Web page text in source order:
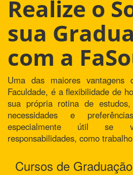
Realize o
sua
com a
Uma das maiores vantagens
Faculdade, é a flexibilidade de
sua própria rotina de
necessidades e
especialmente útil se
responsabilidades, como
Cursos de Graduação